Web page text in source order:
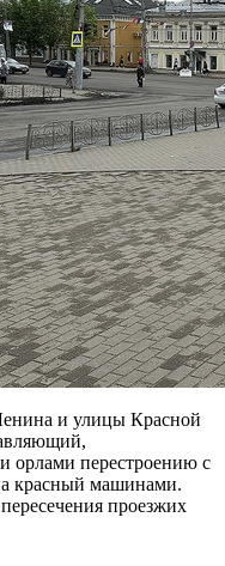
и улицы Красной
перестроению с
красный машинами.
проезжих